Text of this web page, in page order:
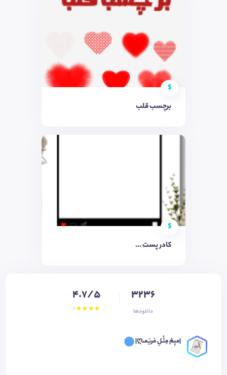
$
برچسب قلب
$
کادر پست ...
3236
دانلودها
4.7/5
|میٖمْ مِثْـلِ مَریَمـْـღ|